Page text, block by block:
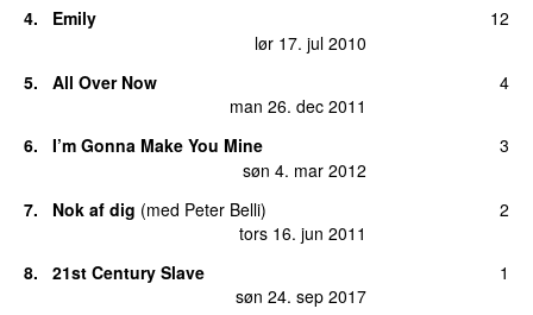
4.
Emily
lør 17. jul 2010
12
5.
All Over Now
man 26. dec 2011
4
6.
I’m Gonna Make You Mine
søn 4. mar 2012
3
7. Nok af dig (med Peter Belli)
tors 16. jun 2011
2
8.
21st Century Slave
søn 24. sep 2017
1